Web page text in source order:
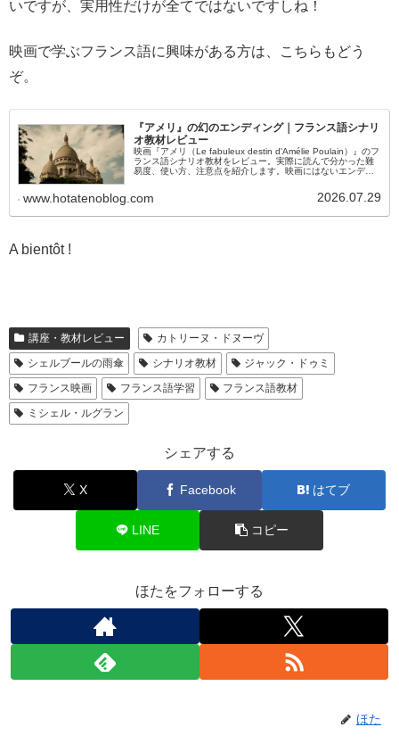
いですが、実用性だけが全てではないですしね！
映画で学ぶフランス語に興味がある方は、こちらもどう
ぞ。
『アメリ』の幻のエンディング｜フランス語シナリ
オ教材レビュー
映画『アメリ（Le fabuleux destin d'Amélie Poulain）』のフ
ランス語シナリオ教材をレビュー。実際に読んで分かった難
易度、使い方、注意点を紹介します。映画にはないエンディ
www.hotatenoblog.com 2026.07.29
A bientôt !
講座・教材レビュー
カトリーヌ・ドヌーヴ
シェルブールの雨傘
シナリオ教材
ジャック・ドゥミ
フランス映画
フランス語学習
フランス語教材
ミシェル・ルグラン
シェアする
X Facebook はてブ
LINE コピー
ほたをフォローする
ほた